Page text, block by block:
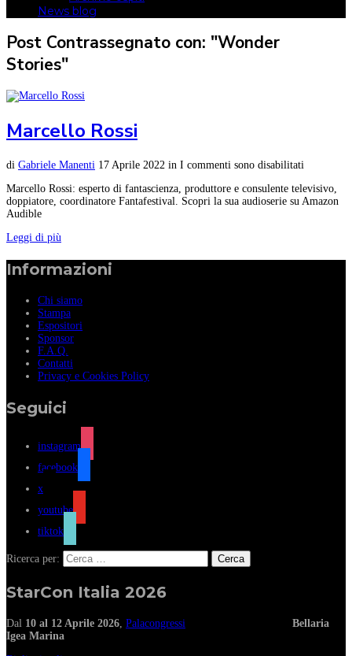
News blog
Post Contrassegnato con: "Wonder
Stories"
Marcello Rossi
di Gabriele Manenti 17 Aprile 2022 in I commenti sono disabilitati
Marcello Rossi: esperto di fantascienza, produttore e consulente televisivo,
doppiatore, coordinatore Fantafestival. Scopri la sua audioserie su Amazon
Audible
Leggi di più
Informazioni
Chi siamo
Stampa
Espositori
Sponsor
F.A.Q.
Contatti
Privacy e Cookies Policy
Seguici
instagram
facebook
x
youtube
tiktok
Ricerca per:
StarCon Italia 2026
Dal 10 al 12 Aprile 2026 Palacongressi
Bellaria
Igea Marina